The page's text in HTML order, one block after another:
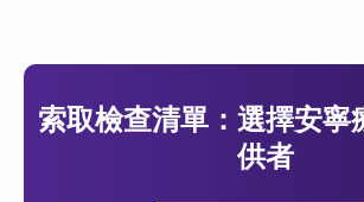
索取檢查清單：選擇安寧
供者